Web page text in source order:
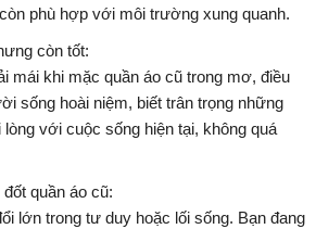
phù hợp với môi trường xung quanh.
còn tốt:
mái khi mặc quần áo cũ trong mơ, điều
sống hoài niệm, biết trân trọng những
lòng với cuộc sống hiện tại, không quá
quần áo cũ:
lớn trong tư duy hoặc lối sống. Bạn đang